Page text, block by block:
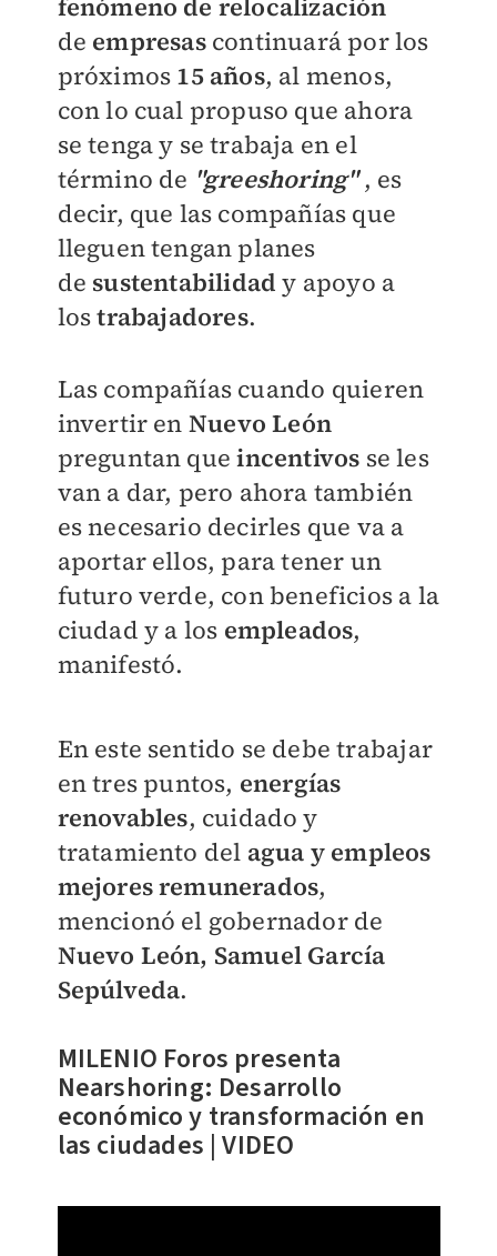
de empresas continuará por los
próximos 15 años, al menos,
con lo cual propuso que ahora
se tenga y se trabaja en el
término de "greeshoring", es
decir, que las compañías que
lleguen tengan planes
de sustentabilidady apoyo a
lostrabajadores.
Las compañías cuando quieren
invertir en Nuevo León
preguntan queincentivos se les
van a dar, pero ahora también
es necesario decirles que va a
aportar ellos, para tener un
futuro verde, con beneficios a la
ciudad y a los empleados,
manifestó.
En este sentido se debe trabajar
en tres puntos, energías
renovables, cuidado y
tratamiento del agua y empleos
mejores remunerados,
mencionó el gobernador de
Nuevo León, Samuel García
Sepúlveda.
MILENIO Foros presenta
Nearshoring: Desarrollo
económico y transformación en
las ciudades | VIDEO